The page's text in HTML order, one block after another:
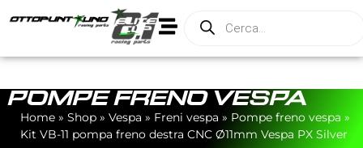
POMPE FRENO VESPA
Home » Shop » Vespa » Freni vespa » Pompe freno vespa »
Kit VB-11 pompa freno destra CNC Ø11mm Vespa PX Silver